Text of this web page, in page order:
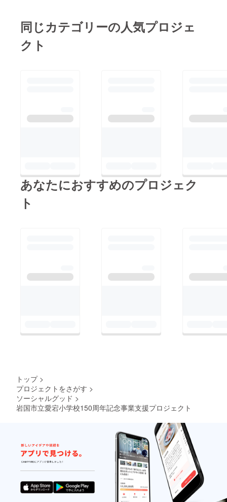
どんどん話を進めてい
きたいと思います！！
同じカテゴリーの人気プロジェ
クト
あなたにおすすめのプロジェク
ト
トップ >
プロジェクトをさがす >
ソーシャルグッド >
岩国市立愛宕小学校150周年記念事業支援プロジェクト